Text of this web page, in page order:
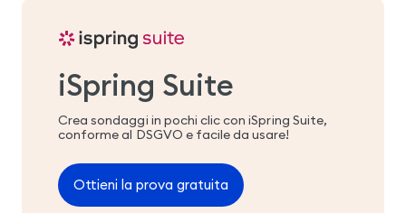
iSpring Suite
Crea sondaggi in pochi clic con iSpring Suite,
conforme al DSGVO e facile da usare!
Ottieni la prova gratuita